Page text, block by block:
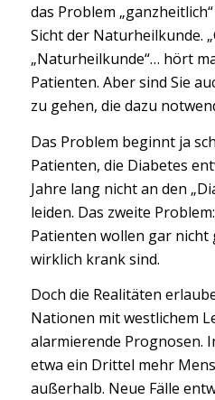
das Problem
Sicht der Naturheilkunde.
„Naturheilkunde“… hört
Patienten. Aber sind Sie
zu gehen, die dazu
Das Problem beginnt ja
Patienten, die Diabetes
Jahre lang nicht an den
leiden. Das zweite
Patienten wollen gar nicht
wirklich krank sind.
Doch die Realitäten
Nationen mit westlichem
alarmierende Prognosen.
etwa ein Drittel mehr
außerhalb. Neue Fälle